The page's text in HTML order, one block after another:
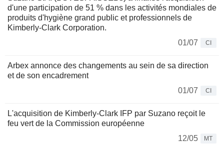
d'une participation de 51 % dans les activités mondiales de
produits d'hygiène grand public et professionnels de
Kimberly-Clark Corporation.
01/07
CI
Arbex annonce des changements au sein de sa direction
et de son encadrement
01/07
CI
L'acquisition de Kimberly-Clark IFP par Suzano reçoit le
feu vert de la Commission européenne
12/05
MT